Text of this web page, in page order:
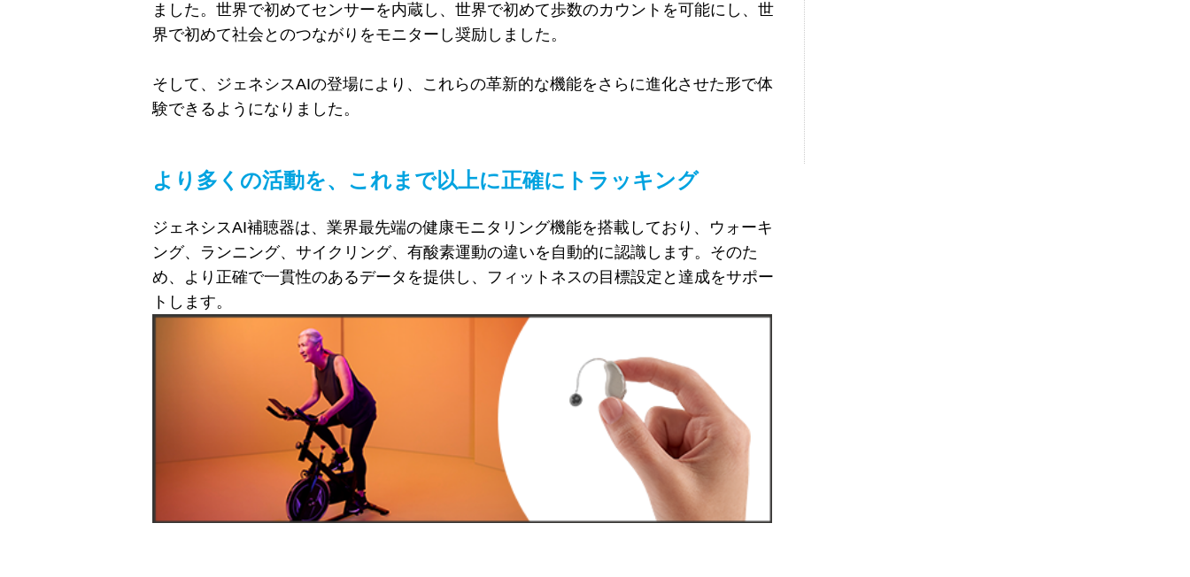
ました。世界で初めてセンサーを内蔵し、世界で初めて歩数のカウントを可能にし、世
界で初めて社会とのつながりをモニターし奨励しました。
そして、ジェネシスAIの登場により、これらの革新的な機能をさらに進化させた形で体
験できるようになりました。
より多くの活動を、これまで以上に正確にトラッキング
ジェネシスAI補聴器は、業界最先端の健康モニタリング機能を搭載しており、ウォーキ
ング、ランニング、サイクリング、有酸素運動の違いを自動的に認識します。そのた
め、より正確で一貫性のあるデータを提供し、フィットネスの目標設定と達成をサポー
トします。